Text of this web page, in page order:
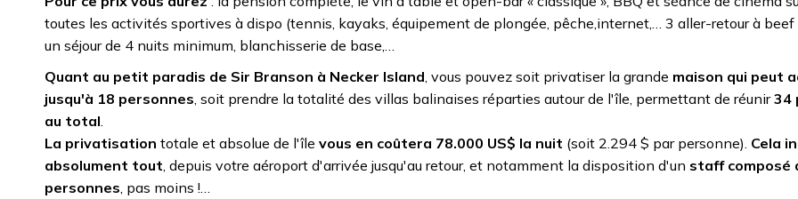
toutes les activités sportives à dispo (tennis, kayaks, équipement de plongée, pêche,internet,… 3 aller-retour à beef
un séjour de 4 nuits minimum, blanchisserie de base,…
Quant au petit paradis de Sir Branson à Necker Island , vous pouvez soit privatiser la grande maison qui peut
jusqu'à 18 personnes , soit prendre la totalité des villas balinaises réparties autour de l'île, permettant de réunir34
au total
La privatisation totale et absolue de l'île vous en coûtera 78.000 US$ la nuit (soit 2.294 $ par personne). Cela
absolument tout , depuis votre aéroport d'arrivée jusqu'au retour, et notamment la disposition d'un staff composé
personnes , pas moins !…